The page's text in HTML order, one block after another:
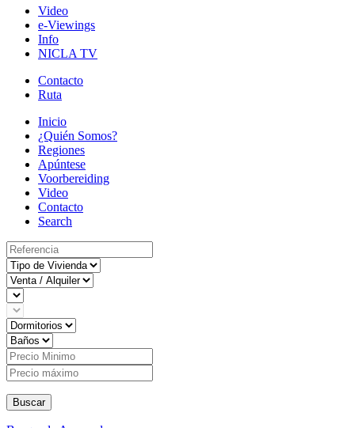
Video
e-Viewings
Info
NICLA TV
Contacto
Ruta
Inicio
¿Quién Somos?
Regiones
Apúntese
Voorbereiding
Video
Contacto
Search
Buscar